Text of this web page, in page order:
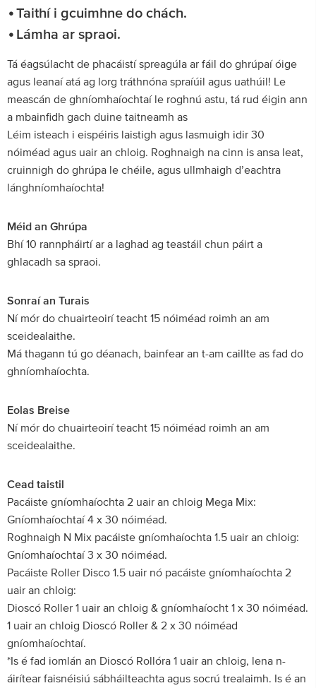
Taithí i gcuimhne do chách.
Lámha ar spraoi.
Tá éagsúlacht de phacáistí spreagúla ar fáil do ghrúpaí óige
agus leanaí atá ag lorg tráthnóna spraíúil agus uathúil! Le
meascán de ghníomhaíochtaí le roghnú astu, tá rud éigin ann
a mbainfidh gach duine taitneamh as
Léim isteach i eispéiris laistigh agus lasmuigh idir 30
nóiméad agus uair an chloig. Roghnaigh na cinn is ansa leat,
cruinnigh do ghrúpa le chéile, agus ullmhaigh d’eachtra
lánghníomhaíochta!
Méid an Ghrúpa
Bhí 10 rannpháirtí ar a laghad ag teastáil chun páirt a
ghlacadh sa spraoi.
Sonraí an Turais
Ní mór do chuairteoirí teacht 15 nóiméad roimh an am
sceidealaithe.
Má thagann tú go déanach, bainfear an t-am caillte as fad do
ghníomhaíochta.
Eolas Breise
Ní mór do chuairteoirí teacht 15 nóiméad roimh an am
sceidealaithe.
Cead taistil
Pacáiste gníomhaíochta 2 uair an chloig Mega Mix:
Gníomhaíochtaí 4 x 30 nóiméad.
Roghnaigh N Mix pacáiste gníomhaíochta 1.5 uair an chloig:
Gníomhaíochtaí 3 x 30 nóiméad.
Pacáiste Roller Disco 1.5 uair nó pacáiste gníomhaíochta 2
uair an chloig:
Dioscó Roller 1 uair an chloig & gníomhaíocht 1 x 30 nóiméad.
1 uair an chloig Dioscó Roller & 2 x 30 nóiméad
gníomhaíochtaí.
*Is é fad iomlán an Dioscó Rollóra 1 uair an chloig, lena n-
áirítear faisnéisiú sábháilteachta agus socrú trealaimh. Is é an